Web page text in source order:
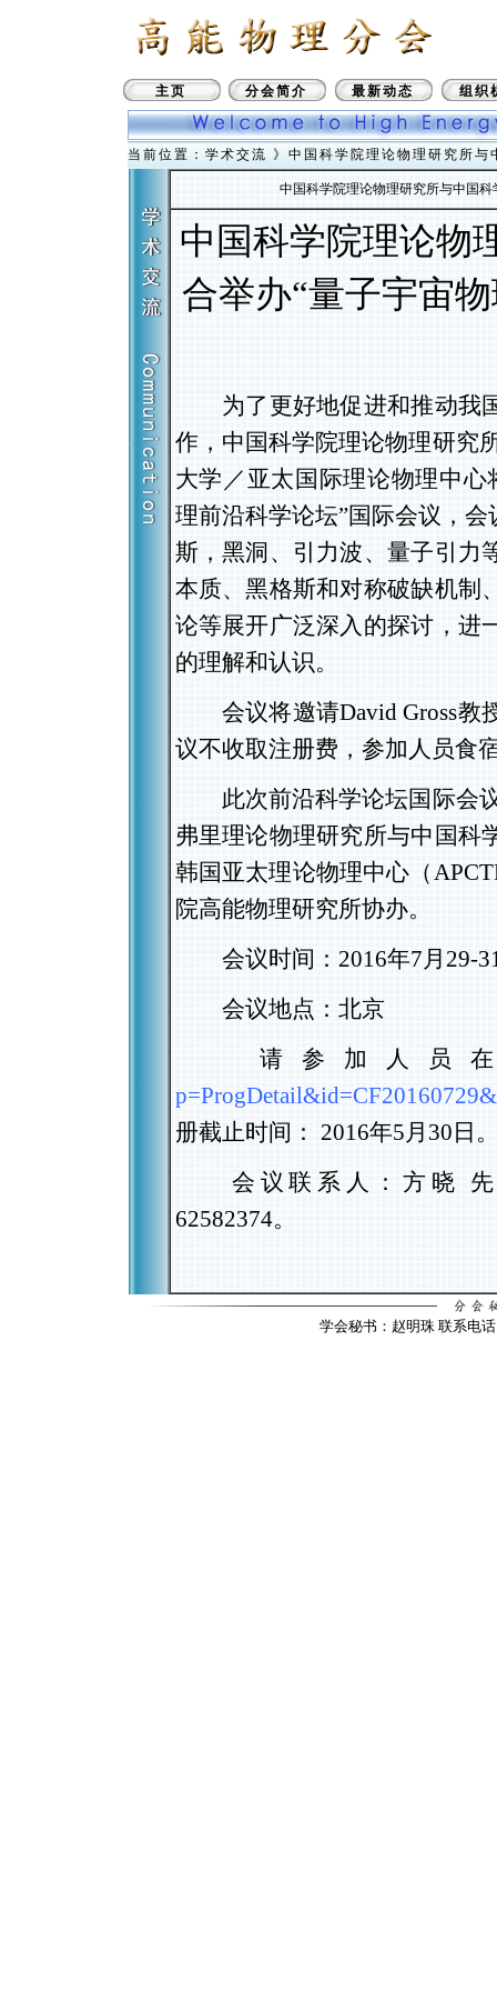
主页 分会简介 最新动态 组织
当前位置：学术交流 》中国科学院理论物理研究所
中国科学院理论物理研究所与中国
中国科学院理论物
合举办“量子宇宙
为了更好地促进和推动我
作，中国科学院理论物理研究
大学／亚太国际理论物理中心
理前沿科学论坛”国际会议，会
斯，黑洞、引力波、量子引力
本质、黑格斯和对称破缺机制
论等展开广泛深入的探讨，进
的理解和认识。
会议将邀请David Gross教
议不收取注册费，参加人员食
此次前沿科学论坛国际会
弗里理论物理研究所与中国科
韩国亚太理论物理中心（
院高能物理研究所协办。
会议时间： 2016年7月 29-
会议地点：北京
请参加人员
册截止时间：
2016年5月 30 日
会议联系人：方晓
62582374。
学会秘书：赵明珠 联系电